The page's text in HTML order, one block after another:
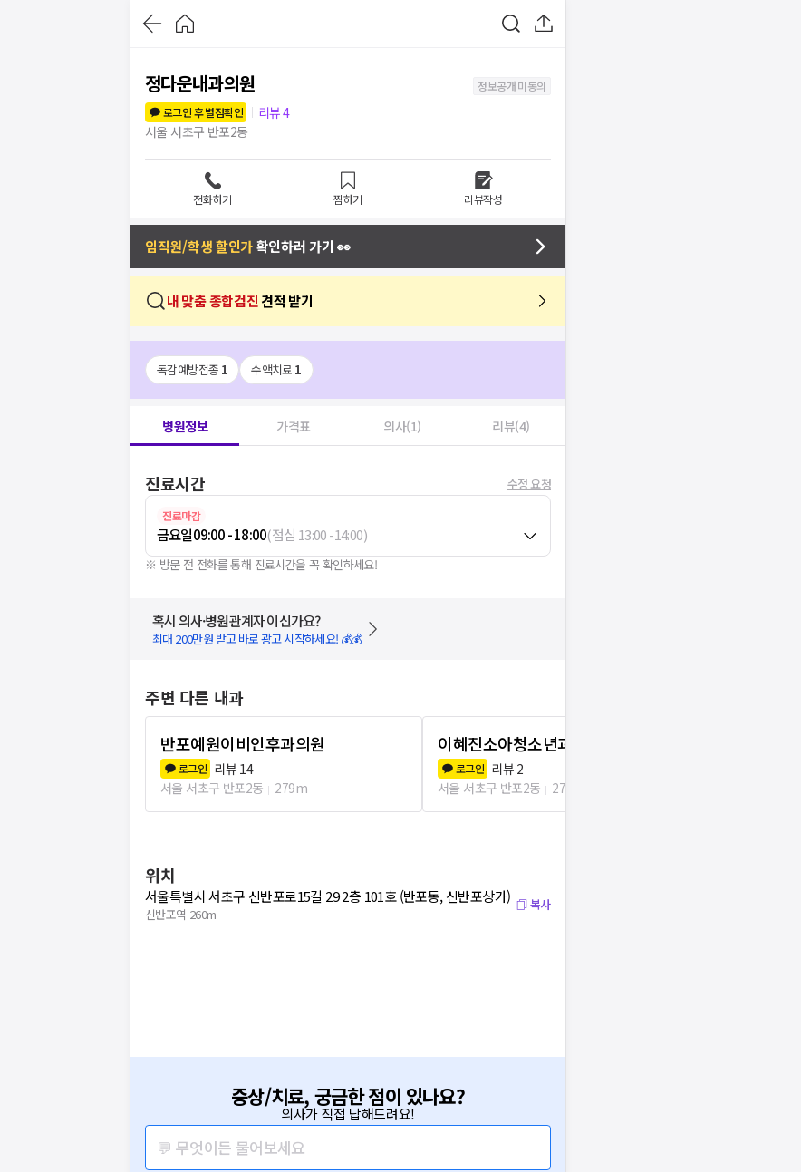
정다운내과의원
정보공개 미동의
로그인 후 별점확인
리뷰4
서울 서초구 반포2동
전화하기 찜하기 리뷰작성
임직원/학생 할인가확인하러 가기 👀
내 맞춤 종합검진 견적 받기
독감예방접종 1 수액치료 1
병원정보 가격표 의사(1) 리뷰(4)
진료시간 수정 요청
진료마감
금요일09:00 - 18:00(점심 13:00-14:00)
※ 방문 전 전화를 통해 진료시간을 꼭 확인하세요!
혹시 의사·병원관계자 이신가요?
최대 200만원 받고 바로 광고 시작하세요! 💰💰
주변 다른 내과
반포예원이비인후과의원
로그인 리뷰 14
서울 서초구 반포2동
279m
이혜진소아청소년과의원
로그인 리뷰 2
서울 서초구 반포2동
279m
위치
서울특별시 서초구 신반포로15길 29 2층 101호 (반포동, 신반포상가)
신반포역 260m
복사
증상/치료, 궁금한 점이 있나요?
의사가 직접 답해드려요!
💬 무엇이든 물어보세요